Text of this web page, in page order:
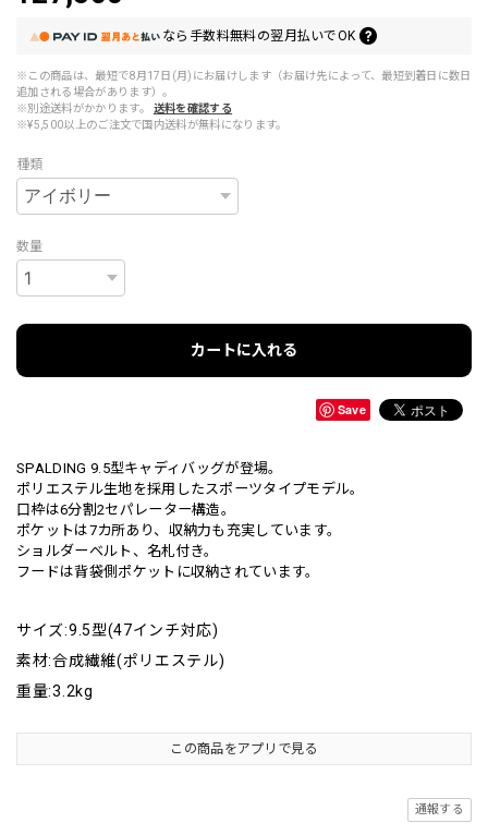
なら 手数料無料の翌月払いでOK
※この商品は、最短で8月17日(月)にお届けします（お届け先によって、最短到着日に数日
追加される場合があります）。
※別途送料がかかります。
送料を確認する
※¥5,500以上のご注文で国内送料が無料になります。
種類
数量
カートに入れる
Save
SPALDING 9.5型キャディバッグが登場。
ポリエステル生地を採用したスポーツタイプモデル。
口枠は6分割2セパレーター構造。
ポケットは7カ所あり、収納力も充実しています。
ショルダーベルト、名札付き。
フードは背袋側ポケットに収納されています。
サイズ:9.5型(47インチ対応)
素材:合成繊維(ポリエステル)
重量:3.2kg
この商品をアプリで見る
通報する